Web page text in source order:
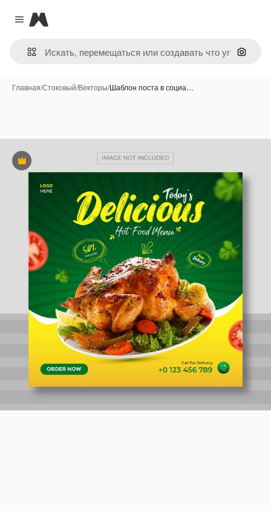
Close menu
Magnific
Поиск
Главная/Стоковый/Векторы/Шаблон поста в социа…
Премиум